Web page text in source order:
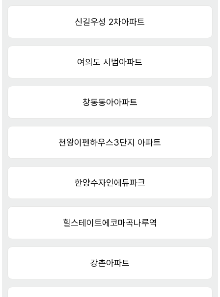
신길우성 2차아파트
여의도 시범아파트
창동동아아파트
천왕이펜하우스3단지 아파트
한양수자인에듀파크
힐스테이트에코마곡나루역
강촌아파트